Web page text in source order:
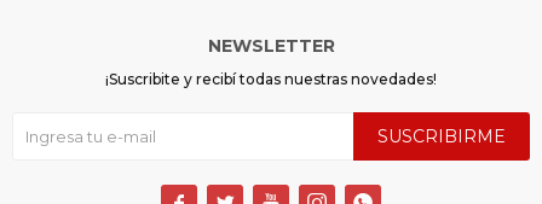
NEWSLETTER
¡Suscribite y recibí todas nuestras novedades!
SUSCRIBIRME